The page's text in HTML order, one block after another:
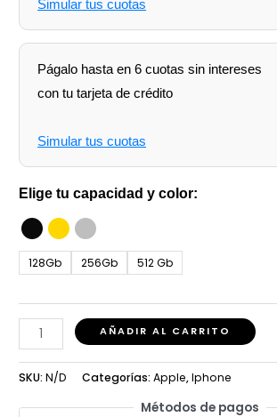
Simular tus cuotas
Págalo hasta en 6 cuotas sin intereses
con tu tarjeta de crédito
Simular tus cuotas
Elige tu capacidad y color:
128Gb 256Gb 512 Gb
AÑADIR AL CARRITO
SKU:N/D Categorías:Apple,Iphone
Métodos de pagos